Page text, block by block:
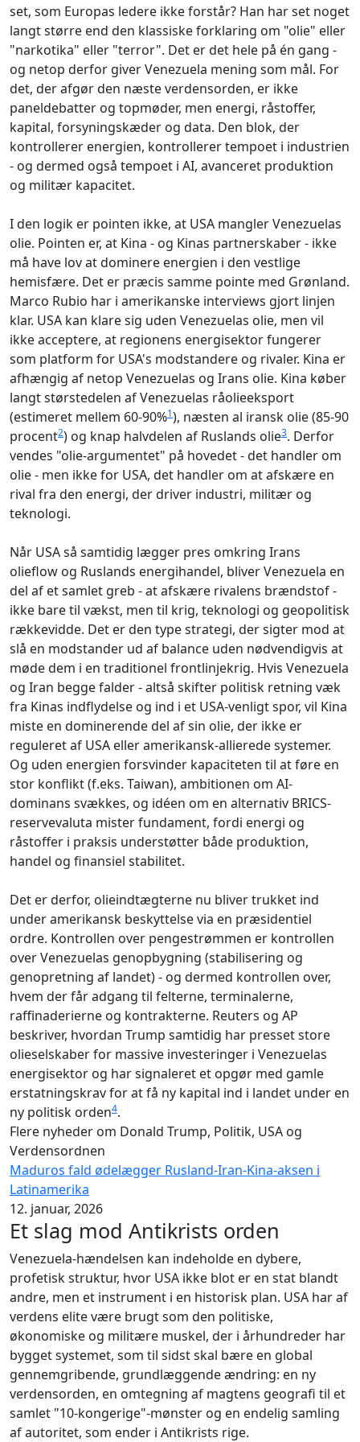
set, som Europas ledere ikke forstår? Han har set noget
langt større end den klassiske forklaring om "olie" eller
"narkotika" eller "terror". Det er det hele på én gang -
og netop derfor giver Venezuela mening som mål. For
det, der afgør den næste verdensorden, er ikke
paneldebatter og topmøder, men energi, råstoffer,
kapital, forsyningskæder og data. Den blok, der
kontrollerer energien, kontrollerer tempoet i industrien
- og dermed også tempoet i AI, avanceret produktion
og militær kapacitet.
I den logik er pointen ikke, at USA mangler Venezuelas
olie. Pointen er, at Kina - og Kinas partnerskaber - ikke
må have lov at dominere energien i den vestlige
hemisfære. Det er præcis samme pointe med Grønland.
Marco Rubio har i amerikanske interviews gjort linjen
klar. USA kan klare sig uden Venezuelas olie, men vil
ikke acceptere, at regionens energisektor fungerer
som platform for USA's modstandere og rivaler. Kina er
afhængig af netop Venezuelas og Irans olie. Kina køber
langt størstedelen af Venezuelas råolieeksport
(estimeret mellem 60-90%1), næsten al iransk olie (85-90
procent2) og knap halvdelen af Ruslands olie3. Derfor
vendes "olie-argumentet" på hovedet - det handler om
olie - men ikke for USA, det handler om at afskære en
rival fra den energi, der driver industri, militær og
teknologi.
Når USA så samtidig lægger pres omkring Irans
olieflow og Ruslands energihandel, bliver Venezuela en
del af et samlet greb - at afskære rivalens brændstof -
ikke bare til vækst, men til krig, teknologi og geopolitisk
rækkevidde. Det er den type strategi, der sigter mod at
slå en modstander ud af balance uden nødvendigvis at
møde dem i en traditionel frontlinjekrig. Hvis Venezuela
og Iran begge falder - altså skifter politisk retning væk
fra Kinas indflydelse og ind i et USA-venligt spor, vil Kina
miste en dominerende del af sin olie, der ikke er
reguleret af USA eller amerikansk-allierede systemer.
Og uden energien forsvinder kapaciteten til at føre en
stor konflikt (f.eks. Taiwan), ambitionen om AI-
dominans svækkes, og idéen om en alternativ BRICS-
reservevaluta mister fundament, fordi energi og
råstoffer i praksis understøtter både produktion,
handel og finansiel stabilitet.
Det er derfor, olieindtægterne nu bliver trukket ind
under amerikansk beskyttelse via en præsidentiel
ordre. Kontrollen over pengestrømmen er kontrollen
over Venezuelas genopbygning (stabilisering og
genopretning af landet) - og dermed kontrollen over,
hvem der får adgang til felterne, terminalerne,
raffinaderierne og kontrakterne. Reuters og AP
beskriver, hvordan Trump samtidig har presset store
olieselskaber for massive investeringer i Venezuelas
energisektor og har signaleret et opgør med gamle
erstatningskrav for at få ny kapital ind i landet under en
ny politisk orden4.
Flere nyheder om Donald Trump, Politik, USA og
Verdensordnen
Maduros fald ødelægger Rusland-Iran-Kina-aksen i
Latinamerika
12. januar, 2026
Et slag mod Antikrists orden
Venezuela-hændelsen kan indeholde en dybere,
profetisk struktur, hvor USA ikke blot er en stat blandt
andre, men et instrument i en historisk plan. USA har af
verdens elite være brugt som den politiske,
økonomiske og militære muskel, der i århundreder har
bygget systemet, som til sidst skal bære en global
gennemgribende, grundlæggende ændring: en ny
verdensorden, en omtegning af magtens geografi til et
samlet "10-kongerige"-mønster og en endelig samling
af autoritet, som ender i Antikrists rige.